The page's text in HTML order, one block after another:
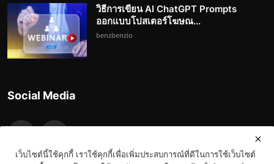
วิธีการเขียน AI ChatGPT Prompts
ออกแบบโปสเตอร์โฆษณ...
benzbenzio
Social Media
เว็บไซต์นี้ใช้คุกกี้ เราใช้คุกกี้เพื่อเพิ่มประสบการณ์ที่ดีในการใช้เว็บไซต์